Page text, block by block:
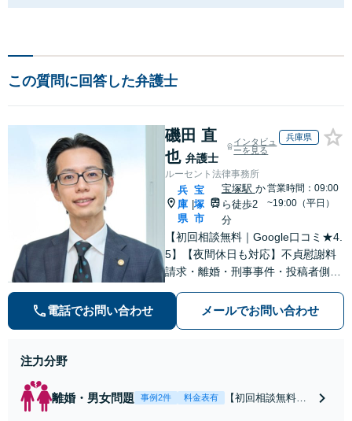
この質問に回答した弁護士
磯田 直
也 弁護士
インタビュ
ーを見る
兵庫県
ルーセント法律事務所
兵
庫
県
|
宝
塚
市
宝塚駅 か
ら徒歩2
分
営業時間：09:00
~19:00（平日）
【初回相談無料｜Google口コミ★4.
5】【夜間休日も対応】不貞慰謝料
請求・離婚・刑事事件・投稿者側発
数。オーダーメイドのサービスで問
題解決や事業の推進を強力にサポー
電話でお問い合わせ メールでお問い合わせ
注力分野
離婚・男女問題 事例2件 料金表有
【初回相談無料・